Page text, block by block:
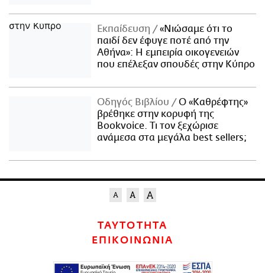
Εκπαίδευση
«Νιώσαμε ότι το
παιδί δεν έφυγε ποτέ από την
Αθήνα»: Η εμπειρία οικογενειών
που επέλεξαν σπουδές στην Κύπρο
Οδηγός Βιβλίου
Ο «Καθρέφτης»
βρέθηκε στην κορυφή της
Bookvoice. Τι τον ξεχώρισε
ανάμεσα στα μεγάλα best sellers;
ΤΑΥΤΟΤΗΤΑ
ΕΠΙΚΟΙΝΩΝΙΑ